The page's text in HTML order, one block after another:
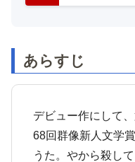
あらすじ
デビュー作にして
68回群像新人文学
うた。やから殺し